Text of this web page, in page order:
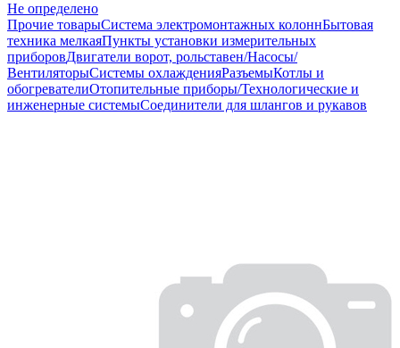
Не определено
Прочие товарыСистема электромонтажных колоннБытовая
техника мелкаяПункты установки измерительных
приборовДвигатели ворот, рольставен/Насосы/
ВентиляторыСистемы охлажденияРазъемыКотлы и
обогревателиОтопительные приборы/Технологические и
инженерные системыСоединители для шлангов и рукавов